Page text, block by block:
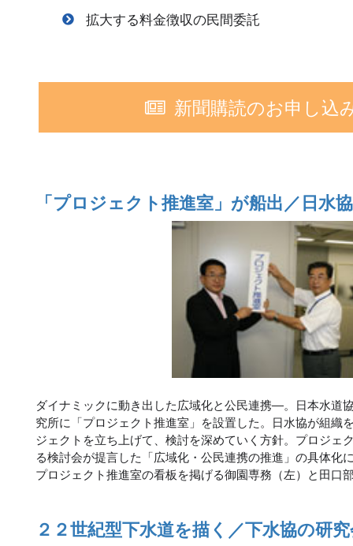
拡大する料金徴収の民間委託
新聞購読のお申し込
「プロジェクト推進室」が船出／日水協
ダイナミックに動き出した広域化と公民連携―。日本水道
究所に「プロジェクト推進室」を設置した。日水協が組織
ジェクトを立ち上げて、検討を深めていく方針。プロジェ
る検討会が提言した「広域化・公民連携の推進」の具体化
プロジェクト推進室の看板を掲げる御園専務（左）と田口
２２世紀型下水道を描く／下水協の研